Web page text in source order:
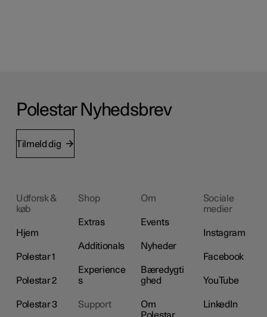
Polestar Nyhedsbrev
Tilmeld dig
Udforsk &
køb
Hjem
Polestar 1
Polestar 2
Polestar 3
Shop
Extras
Additionals
Experience
s
Support
Om
Events
Nyheder
Bæredygti
ghed
Om
Sociale
medier
Instagram
Facebook
YouTube
LinkedIn